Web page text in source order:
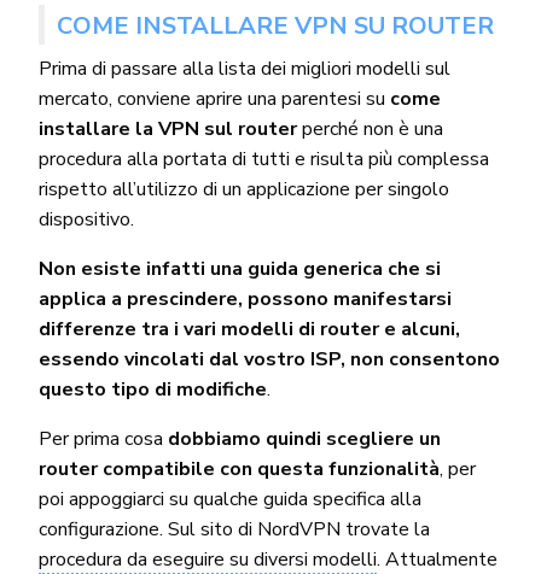
COME INSTALLARE VPN SU ROUTER
Prima di passare alla lista dei migliori modelli sul
mercato, conviene aprire una parentesi su come
installare la VPN sul routerperché non è una
procedura alla portata di tutti e risulta più complessa
rispetto all’utilizzo di un applicazione per singolo
dispositivo.
Non esiste infatti una guida generica che si
applica a prescindere, possono manifestarsi
differenze tra i vari modelli di router e alcuni,
essendo vincolati dal vostro ISP, non consentono
questo tipo di modifiche.
Per prima cosa dobbiamo quindi scegliere un
router compatibile con questa funzionalità, per
poi appoggiarci su qualche guida specifica alla
configurazione. Sul sito di NordVPN trovate la
procedura da eseguire su diversi modelli. Attualmente